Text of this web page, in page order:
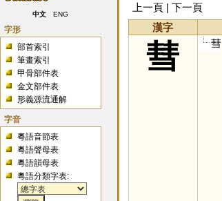
中文 ENG
字形
部首索引
筆畫索引
甲骨部件表
金文部件表
形義源流通解
字音
粵語音節表
粵語聲母表
粵語韻母表
粵語分類字表:
上一頁 | 下一頁
漢字
彗 彗